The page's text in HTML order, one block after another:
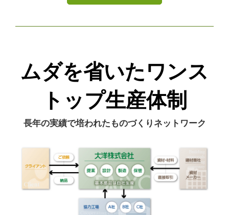
ムダを省いたワンス
トップ生産体制
長年の実績で培われたものづくりネットワーク